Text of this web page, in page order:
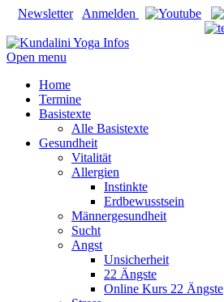
Newsletter Anmelden
Open menu
Home
Termine
Basistexte
Alle Basistexte
Gesundheit
Vitalität
Allergien
Instinkte
Erdbewusstsein
Männergesundheit
Sucht
Angst
Unsicherheit
22 Ängste
Online Kurs 22 Ängste